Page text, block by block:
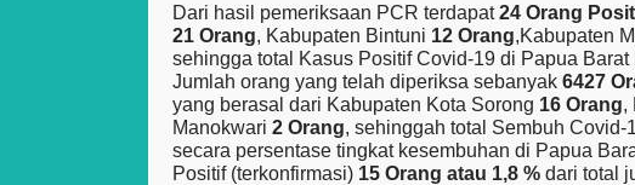
Dari hasil pemeriksaan PCR terdapat24 Orang
21 Orang, Kabupaten Bintuni 12 Orang,Kabupaten
sehingga total Kasus Positif Covid-19 di Papua Barat
Jumlah orang yang telah diperiksa sebanyak 6427
yang berasal dari Kabupaten Kota Sorong 16 Orang,
Manokwari 2 Orang, sehinggah total Sembuh
secara persentase tingkat kesembuhan di Papua
Positif (terkonfirmasi) 15 Orang atau 1,8 % dari total